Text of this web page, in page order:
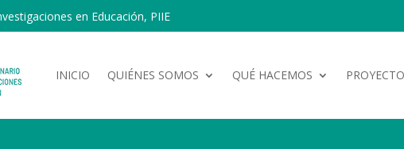
en Educación, PIIE
INICIO QUIÉNES SOMOS QUÉ HACEMOS